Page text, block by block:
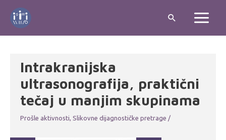
Search
Main
Intrakranijska
ultrasonografija, praktični
tečaj u manjim skupinama
Prošle aktivnosti, Slikovne dijagnostičke pretrage /